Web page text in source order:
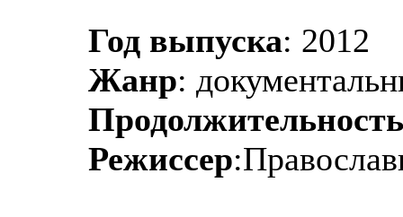
Год выпуска: 2012
Жанр:
Продолжительность
Режиссер